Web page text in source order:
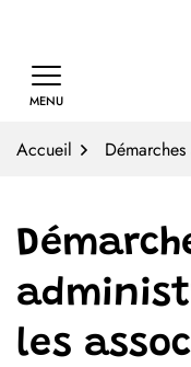
contenu
MENU
Accueil
les